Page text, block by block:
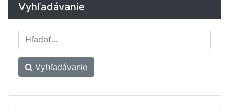
Vyhľadávanie
Vyhľadávanie